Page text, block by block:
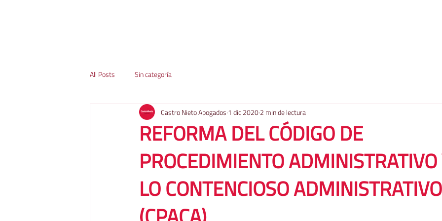
All Posts Sin categoría
REFORMA DEL CÓDIGO DE
PROCEDIMIENTO
LO CONTENCIOSO ADMINISTRATIVO
Castro Nieto Abogados 1 dic 20202 min de lectura